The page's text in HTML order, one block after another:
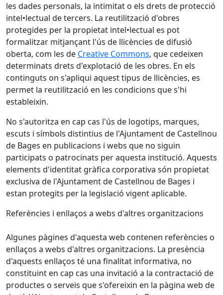
les dades personals, la intimitat o els drets de protecció
intel•lectual de tercers. La reutilització d'obres
protegides per la propietat intel•lectual es pot
formalitzar mitjançant l'ús de llicències de difusió
oberta, com les de Creative Commons, que cedeixen
determinats drets d'explotació de les obres. En els
continguts on s'apliqui aquest tipus de llicències, es
permet la reutilització en les condicions que s'hi
estableixin.
No s'autoritza en cap cas l'ús de logotips, marques,
escuts i símbols distintius de l'Ajuntament de Castellnou
de Bages en publicacions i webs que no siguin
participats o patrocinats per aquesta institució. Aquests
elements d'identitat gràfica corporativa són propietat
exclusiva de l'Ajuntament de Castellnou de Bages i
estan protegits per la legislació vigent aplicable.
Referències i enllaços a webs d'altres organitzacions
Algunes pàgines d'aquesta web contenen referències o
enllaços a webs d'altres organitzacions. La presència
d'aquests enllaços té una finalitat informativa, no
constituint en cap cas una invitació a la contractació de
productes o serveis que s'ofereixin en la pàgina web de